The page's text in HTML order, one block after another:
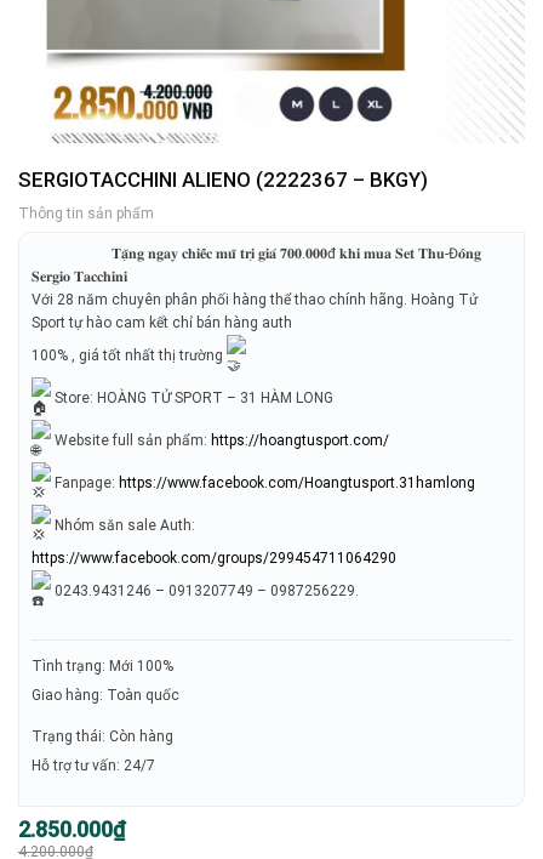
SERGIOTACCHINI ALIENO (2222367 – BKGY)
Thông tin sản phẩm
𝐓𝐚̣̆𝐧𝐠 𝐧𝐠𝐚𝐲 𝐜𝐡𝐢𝐞̂́𝐜 𝐦𝐮̃ 𝐭𝐫𝐢̣ 𝐠𝐢𝐚́ 𝟕𝟎𝟎.𝟎𝟎𝟎đ 𝐤𝐡𝐢 𝐦𝐮𝐚 𝐒𝐞𝐭 𝐓𝐡𝐮-Đ𝐨̂𝐧𝐠
𝐒𝐞𝐫𝐠𝐢𝐨 𝐓𝐚𝐜𝐜𝐡𝐢𝐧𝐢
Với 28 năm chuyên phân phối hàng thể thao chính hãng. Hoàng Tử
Sport tự hào cam kết chỉ bán hàng auth
100% , giá tốt nhất thị trường
Store: HOÀNG TỬ SPORT – 31 HÀM LONG
Website full sản phẩm: https://hoangtusport.com/
Fanpage: https://www.facebook.com/Hoangtusport.31hamlong
Nhóm săn sale Auth:
https://www.facebook.com/groups/299454711064290
0243.9431246 – 0913207749 – 0987256229.
Tình trạng: Mới 100%
Giao hàng: Toàn quốc
Trạng thái: Còn hàng
Hỗ trợ tư vấn: 24/7
4.200.000₫
Giá
gốc
là:
2.850.000₫
Giá
hiện
tại